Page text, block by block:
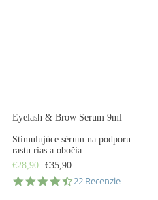
Eyelash & Brow Serum 9ml
Stimulujúce sérum na podporu
rastu rias a obočia
€28,90
€35,90
4.7
22 Recenzie